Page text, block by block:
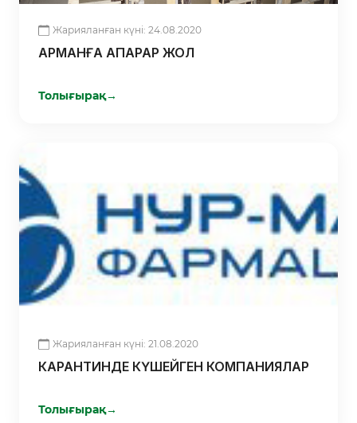
Жарияланған күні: 24.08.2020
АРМАНҒА АПАРАР ЖОЛ
Толығырақ→
Жарияланған күні: 21.08.2020
КАРАНТИНДЕ КҮШЕЙГЕН КОМПАНИЯЛАР
Толығырақ→